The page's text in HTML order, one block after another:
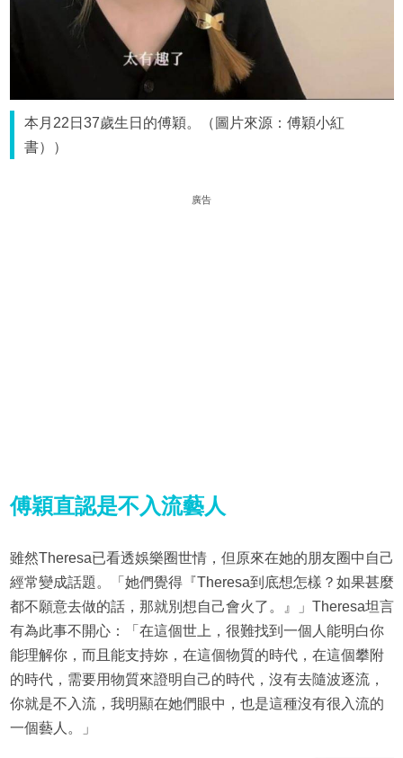
本月22日37歲生日的傅穎。（圖片來源：傅穎小紅
書））
廣告
傅穎直認是不入流藝人
雖然Theresa已看透娛樂圈世情，但原來在她的朋友圈中自己
經常變成話題。「她們覺得『Theresa到底想怎樣？如果甚麼
都不願意去做的話，那就別想自己會火了。』」Theresa坦言
有為此事不開心：「在這個世上，很難找到一個人能明白你
能理解你，而且能支持妳，在這個物質的時代，在這個攀附
的時代，需要用物質來證明自己的時代，沒有去隨波逐流，
你就是不入流，我明顯在她們眼中，也是這種沒有很入流的
一個藝人。」